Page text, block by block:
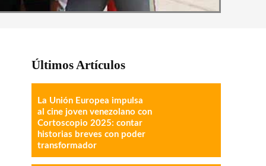
Últimos Artículos
La Unión Europea impulsa
al cine joven venezolano con
Cortoscopio 2025: contar
historias breves con poder
transformador